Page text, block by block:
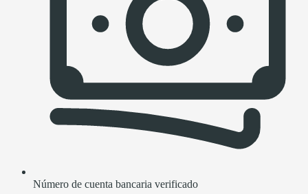
Número de cuenta bancaria verificado